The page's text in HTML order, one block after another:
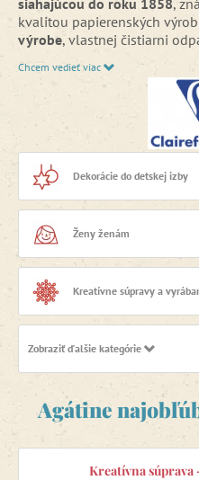
siahajúcou do roku 1858,
kvalitou papierenských
výrobe, vlastnej čistiarni
udržateľnosť a ochranu
produkty z recyklovaného
spájajú vysokú kvalitu s
Chcem vedieť viac
Dekorácie do detskej izby
Ženy ženám
Kreatívne súpravy a
Skladačky z papiera
Výpredaj -30 %
Zobraziť ďalšie kategórie
Agátine
Kreatívna súprava